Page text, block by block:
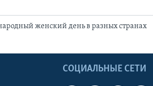
женский день в разных странах
СОЦИАЛЬНЫЕ СЕТИ